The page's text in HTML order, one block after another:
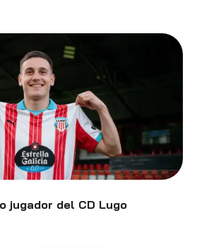
jugador del CD Lugo